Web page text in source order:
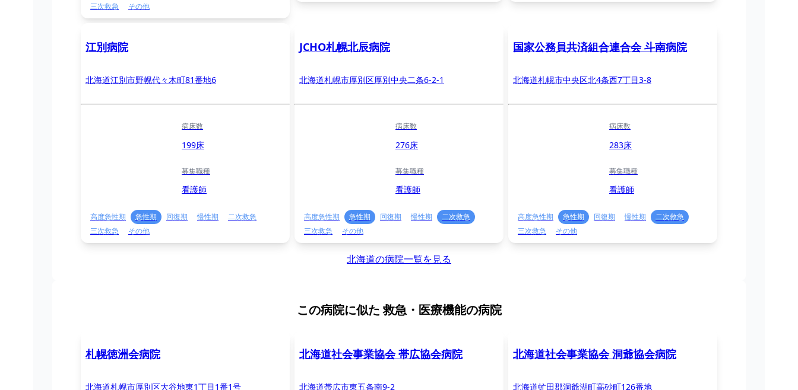
三次救急
その他
江別病院
北海道江別市野幌代々木町81番地6
病床数
199床
募集職種
看護師
高度急性期 急性期 回復期 慢性期
二次救急
三次救急
その他
JCHO札幌北辰病院
北海道札幌市厚別区厚別中央二条6-2-1
病床数
276床
募集職種
看護師
高度急性期 急性期 回復期 慢性期
二次救急
三次救急
その他
国家公務員共済組合連合会 斗南病院
北海道札幌市中央区北4条西7丁目3-8
病床数
283床
募集職種
看護師
高度急性期 急性期 回復期 慢性期
二次救急
三次救急
その他
北海道の病院一覧を見る
この病院に似た 救急・医療機能の病院
札幌徳洲会病院
北海道札幌市厚別区大谷地東1丁目1番1号
北海道社会事業協会 帯広協会病院
北海道帯広市東五条南9-2
北海道社会事業協会 洞爺協会病院
北海道虻田郡洞爺湖町高砂町126番地